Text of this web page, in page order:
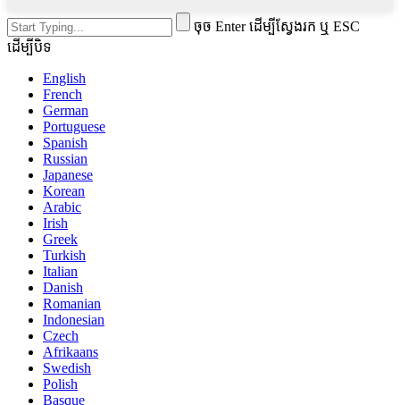
ចុច Enter ដើម្បីស្វែងរក ឬ ESC
ដើម្បីបិទ
English
French
German
Portuguese
Spanish
Russian
Japanese
Korean
Arabic
Irish
Greek
Turkish
Italian
Danish
Romanian
Indonesian
Czech
Afrikaans
Swedish
Polish
Basque